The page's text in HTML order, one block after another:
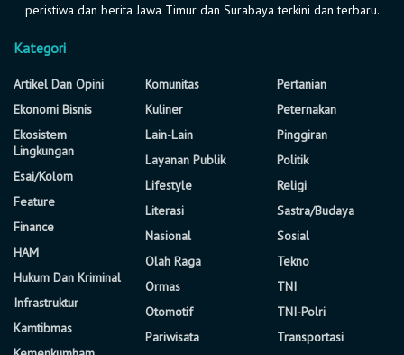
peristiwa dan berita Jawa Timur dan Surabaya terkini dan terbaru.
Kategori
Artikel Dan Opini
Ekonomi Bisnis
Ekosistem
Lingkungan
Esai/Kolom
Feature
Finance
HAM
Hukum Dan Kriminal
Infrastruktur
Kamtibmas
Komunitas
Kuliner
Lain-Lain
Layanan Publik
Lifestyle
Literasi
Nasional
Olah Raga
Ormas
Otomotif
Pariwisata
Pertanian
Peternakan
Pinggiran
Politik
Religi
Sastra/Budaya
Sosial
Tekno
TNI
TNI-Polri
Transportasi